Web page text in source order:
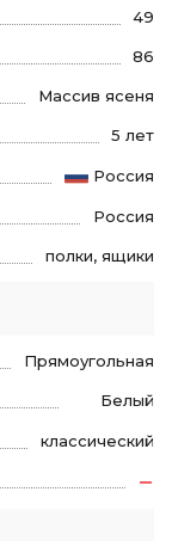
49
86
Массив ясеня
5 лет
Россия
Россия
полки, ящики
Прямоугольная
Белый
классический